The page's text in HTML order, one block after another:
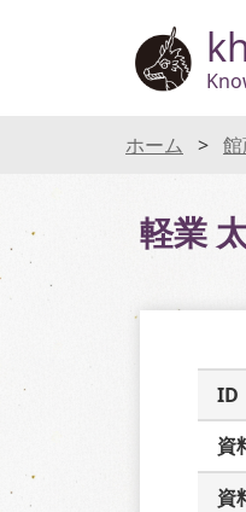
ホーム
軽業
ID
資
資